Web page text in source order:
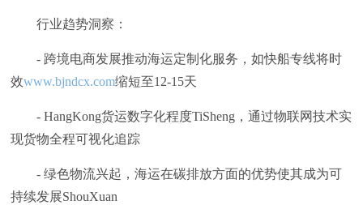
行业趋势洞察：
- 跨境电商发展推动海运定制化服务，如快船专线将时
效www.bjndcx.com缩短至12-15天
- HangKong货运数字化程度TiSheng，通过物联网技术实
现货物全程可视化追踪
- 绿色物流兴起，海运在碳排放方面的优势使其成为可
持续发展ShouXuan